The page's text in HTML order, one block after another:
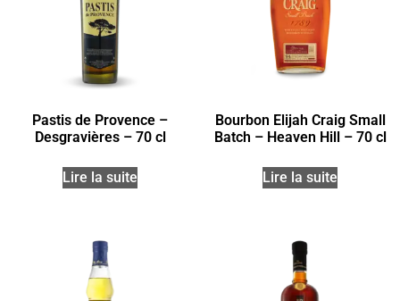
Pastis de Provence –
Desgravières – 70 cl
Lire la suite
Bourbon Elijah Craig Small
Batch – Heaven Hill – 70 cl
Lire la suite